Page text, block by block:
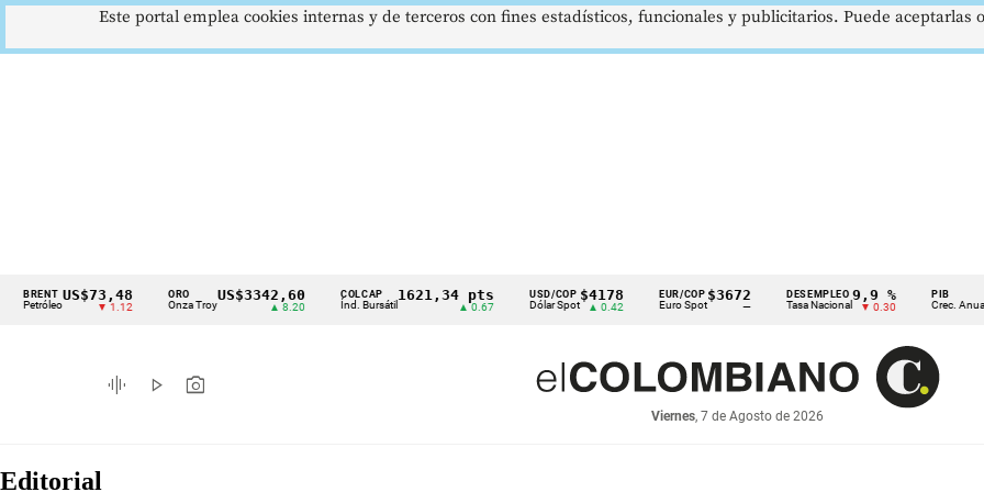
Cintillo
indicadores
económicos
US$73,48
▼ 1.12
ORO
Onza Troy
US$3342,60 COLCAP
Índ. Bursátil
1621,34 pts USD/COP
Dólar Spot
$4178
▲ 0.42
EUR/COP
Euro Spot
$3672
—
DESEMPLEO
Tasa Nacional
9,9 %
▼ 0.30
PIB
Crec. Anual
2,8 %
▲ 0.10
graphic_eq play_arrow photo_camera
Viernes, 7 de Agosto de 2026
Editorial
Este portal emplea cookies internas y de terceros con fines estadísticos, funcionales y publicitarios. Puede aceptarlas